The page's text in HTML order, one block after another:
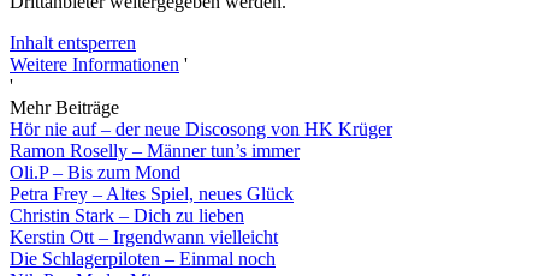
Inhalt entsperren
Weitere Informationen '
'
Mehr Beiträge
Hör nie auf – der neue Discosong von HK Krüger
Ramon Roselly – Männer tun’s immer
Oli.P – Bis zum Mond
Petra Frey – Altes Spiel, neues Glück
Christin Stark – Dich zu lieben
Kerstin Ott – Irgendwann vielleicht
Die Schlagerpiloten – Einmal noch